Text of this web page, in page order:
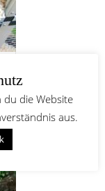
IN
du die Website
aus.